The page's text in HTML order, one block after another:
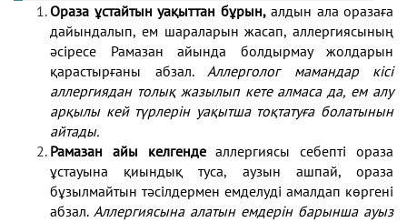
Ораза ұстайтын уақыттан бұрын,алдын ала оразаға
дайындалып, ем шараларын жасап, аллергиясының
әсіресе Рамазан айында болдырмау жолдарын
қарастырғаны абзал. Аллерголог мамандар кісі
аллергиядан толық жазылып кете алмаса да, ем алу
арқылы кей түрлерін уақытша тоқтатуға болатынын
айтады.
Рамазан айы келгендеаллергиясы себепті ораза
ұстауына қиындық туса, аузын ашпай, ораза
бұзылмайтын тәсілдермен емделуді амалдап көргені
абзал. Аллергиясына алатын емдерін барынша ауыз